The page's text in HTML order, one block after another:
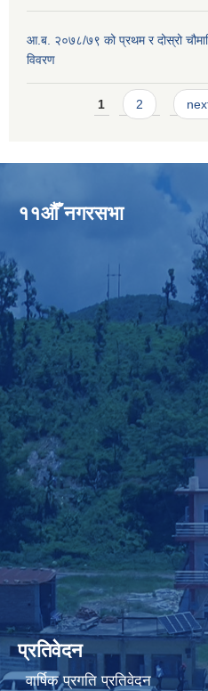
आ.ब. २०७८/७९ को प्रथम र दोस्रो
विवरण
Pages1 2
११औँ नगरसभा
प्रतिवेदन
वार्षिक प्रगति प्रतिवेदन